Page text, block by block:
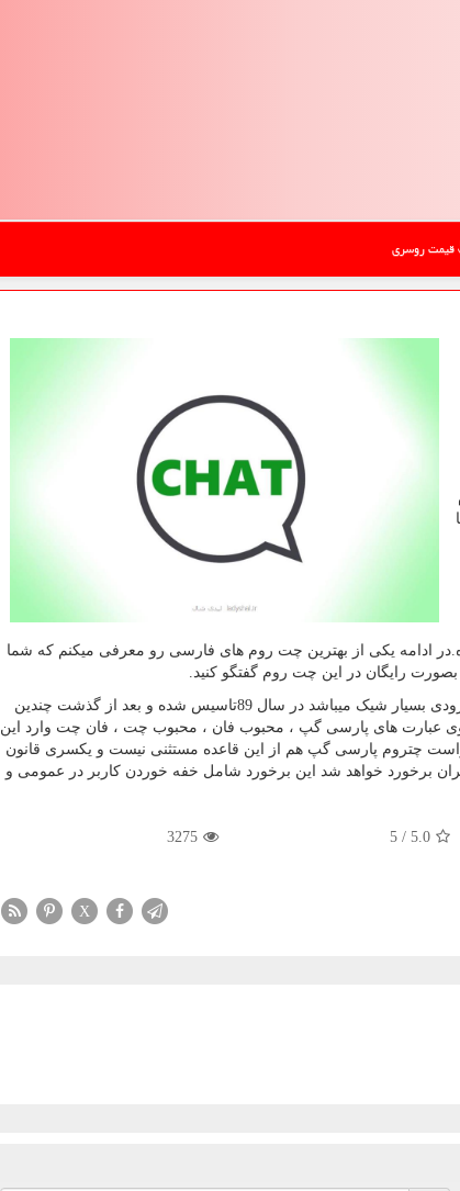
قیمت روسری
ادامه یکی از بهترین چت روم های فارسی رو معرفی میکنم که شما
رایگان در این چت روم گفتگو کنید.
=این چت روم که دارای دیزاینی متفاوت و قالب ورودی بسیار شیک میباشد در سال 89تاسیس شده و بعد از گذشت چندین
عبارت های پارسی گپ ، محبوب فان ، محبوب چت ، فان چت وارد این
چتروم پارسی گپ هم از این قاعده مستثنی نیست و یکسری قانون
برخورد خواهد شد این برخورد شامل خفه خوردن کاربر در عمومی و
5.0
/
5
3275
X